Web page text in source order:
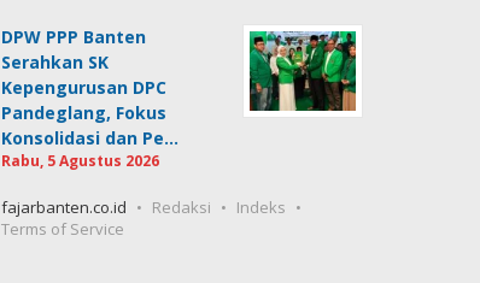
DPW PPP Banten
Serahkan SK
Kepengurusan DPC
Pandeglang, Fokus
Konsolidasi dan Pe…
Rabu, 5 Agustus 2026
fajarbanten.co.id Redaksi
Indeks
Terms of Service